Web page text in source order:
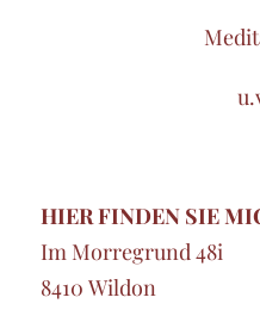
HIER FINDEN SIE
Im Morregrund 48i
8410 Wildon